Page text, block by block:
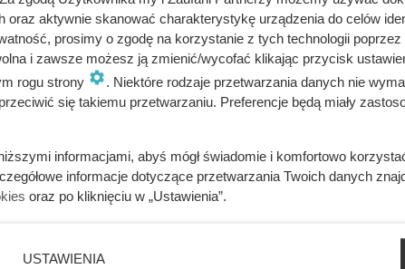
1295 kcal 600 g 35 łatwy 55
żeberkach
oraz aktywnie skanować charakterystykę urządzenia do celów
prosimy o zgodę na korzystanie z tych technologii poprzez
i zawsze możesz ją zmienić/wycofać klikając przycisk
rogu strony
. Niektóre rodzaje przetwarzania danych nie
się takiemu przetwarzaniu. Preferencje będą miały
informacjami, abyś mógł świadomie i komfortowo
informacje dotyczące przetwarzania Twoich danych
oraz po kliknięciu w „Ustawienia”.
USTAWIENIA